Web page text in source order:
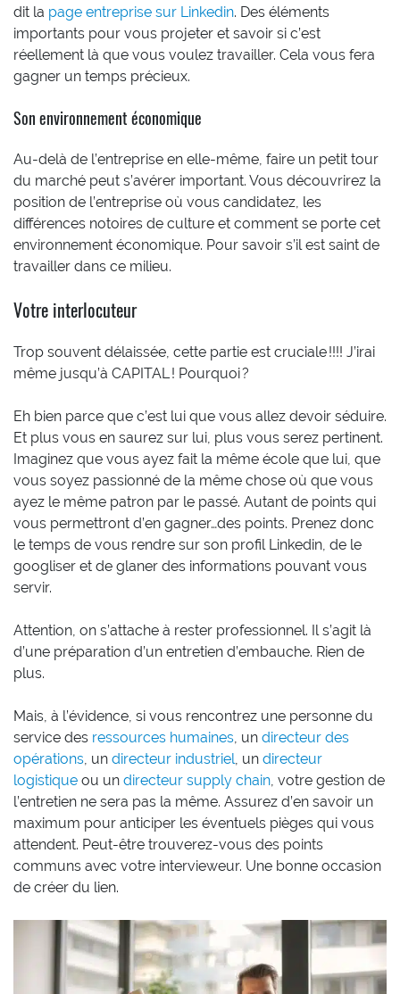
dit la page entreprise sur Linkedin. Des éléments
importants pour vous projeter et savoir si c’est
réellement là que vous voulez travailler. Cela vous fera
gagner un temps précieux.
Son environnement économique
Au-delà de l’entreprise en elle-même, faire un petit tour
du marché peut s’avérer important. Vous découvrirez la
position de l’entreprise où vous candidatez, les
différences notoires de culture et comment se porte cet
environnement économique. Pour savoir s’il est saint de
travailler dans ce milieu.
Votre interlocuteur
Trop souvent délaissée, cette partie est cruciale !!!! J’irai
même jusqu’à CAPITAL ! Pourquoi ?
Eh bien parce que c’est lui que vous allez devoir séduire.
Et plus vous en saurez sur lui, plus vous serez pertinent.
Imaginez que vous ayez fait la même école que lui, que
vous soyez passionné de la même chose où que vous
ayez le même patron par le passé. Autant de points qui
vous permettront d’en gagner…des points. Prenez donc
le temps de vous rendre sur son profil Linkedin, de le
googliser et de glaner des informations pouvant vous
servir.
Attention, on s’attache à rester professionnel. Il s’agit là
d’une préparation d’un entretien d’embauche. Rien de
plus.
Mais, à l’évidence, si vous rencontrez une personne du
service des ressources humaines, un directeur des
opérations, un directeur industriel, un directeur
logistique ou un directeur supply chain, votre gestion de
l’entretien ne sera pas la même. Assurez d’en savoir un
maximum pour anticiper les éventuels pièges qui vous
attendent. Peut-être trouverez-vous des points
communs avec votre intervieweur. Une bonne occasion
de créer du lien.